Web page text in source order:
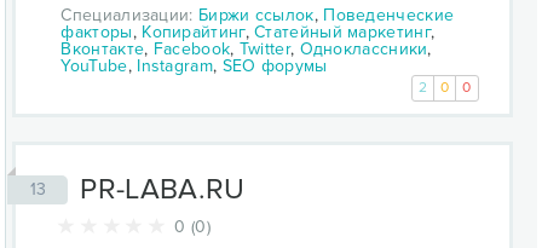
Специализации: Биржи ссылок, Поведенческие
факторы, Копирайтинг,Статейный маркетинг,
Вконтакте, Facebook, Twitter, Одноклассники,
YouTube, Instagram, SEO форумы
2 0 0
13 PR-LABA.RU
0 (0)